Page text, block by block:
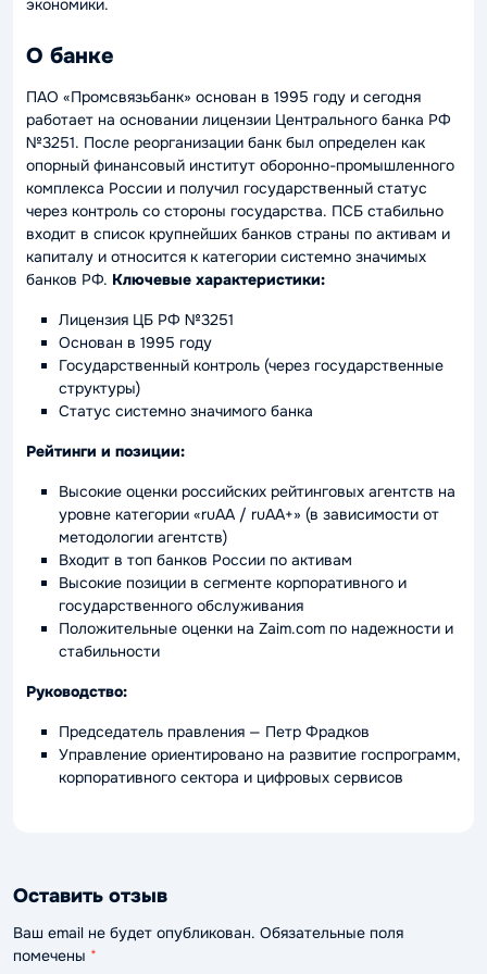
О банке
ПАО «Промсвязьбанк» основан в 1995 году и сегодня
работает на основании лицензии Центрального банка РФ
№3251. После реорганизации банк был определен как
опорный финансовый институт оборонно-промышленного
комплекса России и получил государственный статус
через контроль со стороны государства. ПСБ стабильно
входит в список крупнейших банков страны по активам и
капиталу и относится к категории системно значимых
банков РФ. Ключевые характеристики:
Лицензия ЦБ РФ №3251
Основан в 1995 году
Государственный контроль (через государственные
структуры)
Статус системно значимого банка
Рейтинги и позиции:
Высокие оценки российских рейтинговых агентств на
уровне категории «ruAA / ruAA+» (в зависимости от
методологии агентств)
Входит в топ банков России по активам
Высокие позиции в сегменте корпоративного и
государственного обслуживания
Положительные оценки на Zaim.com по надежности и
стабильности
Руководство:
Председатель правления — Петр Фрадков
Управление ориентировано на развитие госпрограмм,
корпоративного сектора и цифровых сервисов
Оставить отзыв
Ваш email не будет опубликован. Обязательные поля
помечены *